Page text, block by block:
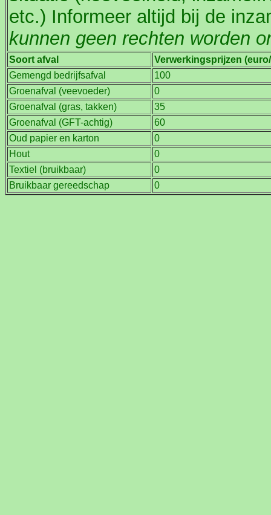
etc.) Informeer altijd bij de
kunnen geen rechten worden
Soort afval
Verwerkingsprijzen
Gemengd bedrijfsafval
100
Groenafval (veevoeder)
0
Groenafval (gras, takken)
35
Groenafval (GFT-achtig)
60
Oud papier en karton
0
Hout
0
Textiel (bruikbaar)
0
Bruikbaar gereedschap
0